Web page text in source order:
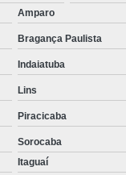
Amparo
Bragança Paulista
Indaiatuba
Lins
Piracicaba
Sorocaba
Itaguaí